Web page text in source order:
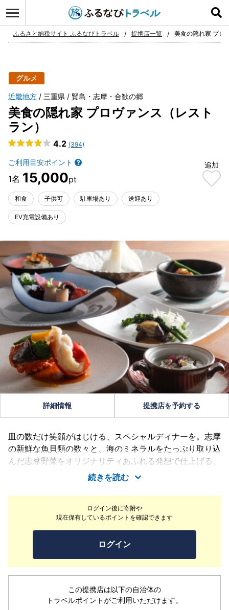
お気に入り
ふるさと納税サイト ふるなびトラベル 提携店一覧 美食の隠れ家 プロ
グルメ
近畿地方 三重県 賢島・志摩・合歓の郷
美食の隠れ家 プロヴァンス（レスト
ラン）
4.2 (394)
ご利用目安ポイント
15,000
追加
和食 子供可 駐車場あり 送迎あり
EV充電設備あり
ログイン後に寄附や
現在保有しているポイントを確認できます
ログイン
この提携店は以下の自治体の
トラベルポイントがご利用いただけます。
詳細情報 提携店を予約する
皿の数だけ笑顔がはじける、スペシャルディナーを。志摩
の新鮮な魚貝類の数々と、海のミネラルをたっぷり取り込
んだ志摩野菜をオリジナリティあふれる発想で仕上げる、
プロヴァンス流創作料理をご堪能いただけます。
続きを読む